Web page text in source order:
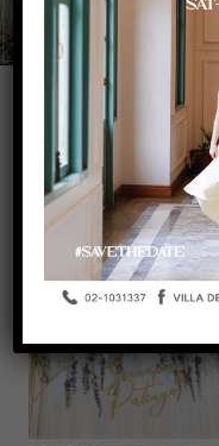
Purple
Having a Blush Pink
of style. The tender
perfect on the wedding.